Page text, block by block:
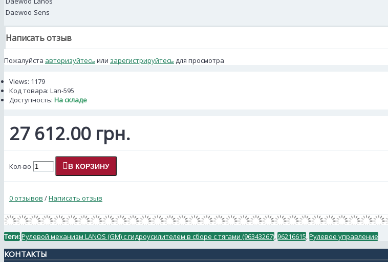
Daewoo Sens
Написать отзыв
Пожалуйста авторизуйтесь или зарегистрируйтесь для просмотра
Views: 1179
Код товара: Lan-595
Доступность: На складе
27 612.00 грн.
Кол-во В КОРЗИНУ
0 отзывов /Написать отзыв
Теги:Рулевой механизм LANOS (GM) с гидроусилителем в сборе с тягами (96343267), 96216615,Рулевое управление
КОНТАКТЫ